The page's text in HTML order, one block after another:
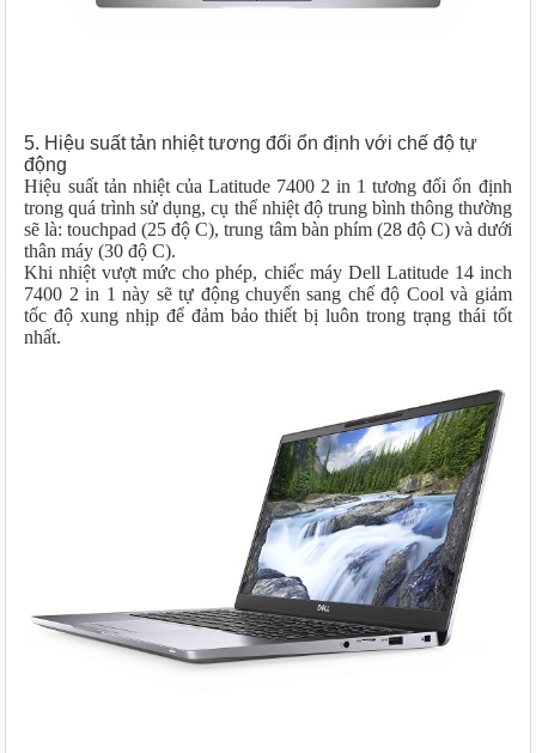
5. Hiệu suất tản nhiệt tương đối ổn định với chế độ tự
động
Hiệu suất tản nhiệt của Latitude 7400 2 in 1 tương đối ổn định
trong quá trình sử dụng, cụ thể nhiệt độ trung bình thông thường
sẽ là: touchpad (25 độ C), trung tâm bàn phím (28 độ C) và dưới
thân máy (30 độ C).
Khi nhiệt vượt mức cho phép, chiếc máy Dell Latitude 14 inch
7400 2 in 1 này sẽ tự động chuyển sang chế độ Cool và giảm
tốc độ xung nhịp để đảm bảo thiết bị luôn trong trạng thái tốt
nhất.